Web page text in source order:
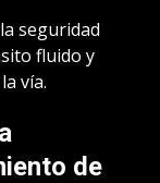
seguridad
fluido y
vía.
de